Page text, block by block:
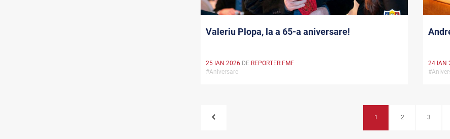
Valeriu Plopa, la a 65-a aniversare!
25 IAN 2026DE REPORTER FMF
#Aniversare
24 IAN
1 2 3